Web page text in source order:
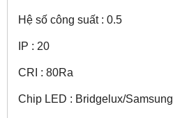
Hệ số công suất : 0.5
IP : 20
CRI : 80Ra
Chip LED : Bridgelux/Samsung